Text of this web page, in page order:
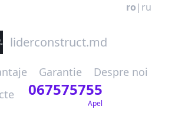
ro | ru
liderconstruct.md
Garantie
Despre noi
067575755
Apel